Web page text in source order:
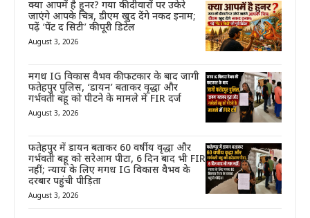
क्या आपमें है हुनर? गया की दीवारों पर उकेरे
जाएंगे आपके चित्र, डीएम खुद देंगे नकद इनाम;
पढ़ें ‘पेंट द सिटी’ की पूरी डिटेल
August 3, 2026
मगध IG विकास वैभव की फटकार के बाद जागी
फतेहपुर पुलिस, ‘डायन’ बताकर वृद्धा और
गर्भवती बहू को पीटने के मामले में FIR दर्ज
August 3, 2026
फतेहपुर में डायन बताकर 60 वर्षीय वृद्धा और
गर्भवती बहू को सरेआम पीटा, 6 दिन बाद भी FIR
नहीं; न्याय के लिए मगध IG विकास वैभव के
दरबार पहुंची पीड़िता
August 3, 2026